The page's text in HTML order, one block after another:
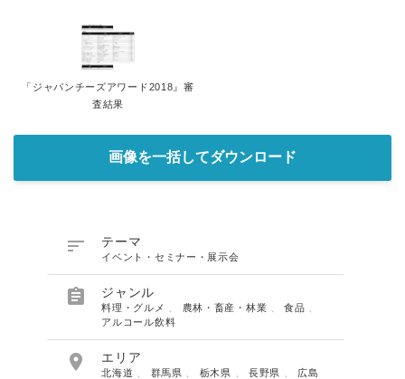
「ジャパンチーズアワード2018』審
査結果
画像を一括してダウンロード
 テーマ
イベント・セミナー・展示会
 ジャンル
料理・グルメ 農林・畜産・林業 、食品
アルコール飲料
 エリア
北海道 群馬県 栃木県 長野県
広島